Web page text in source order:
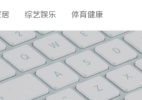
综艺娱乐 体育健康